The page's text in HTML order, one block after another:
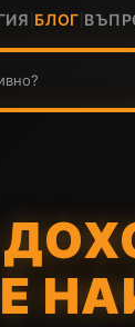
БЛОГ
Е